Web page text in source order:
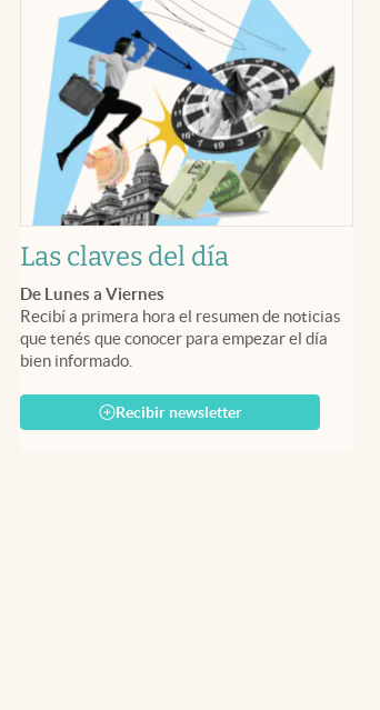
Las claves del día
De Lunes a Viernes
Recibí a primera hora el resumen de noticias
que tenés que conocer para empezar el día
bien informado.
Recibir newsletter